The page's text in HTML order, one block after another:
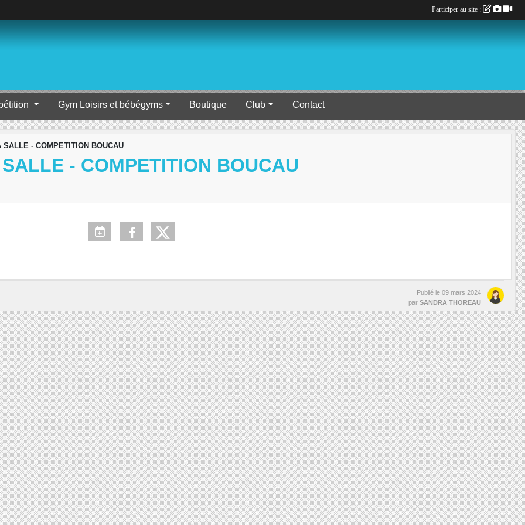
Gym Loisirs et bébégyms Boutique Club Contact
SALLE - COMPETITION BOUCAU
- COMPETITION BOUCAU
Publié le 09 mars 2024
par SANDRA THOREAU
Participer au site :